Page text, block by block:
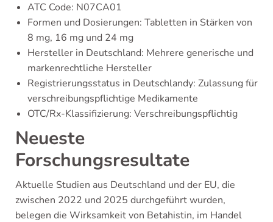
ATC Code: N07CA01
Formen und Dosierungen: Tabletten in Stärken von
8 mg, 16 mg und 24 mg
Hersteller in Deutschland: Mehrere generische und
markenrechtliche Hersteller
Registrierungsstatus in Deutschlandy: Zulassung für
verschreibungspflichtige Medikamente
OTC/Rx-Klassifizierung: Verschreibungspflichtig
Neueste
Forschungsresultate
Aktuelle Studien aus Deutschland und der EU, die
zwischen 2022 und 2025 durchgeführt wurden,
belegen die Wirksamkeit von Betahistin, im Handel